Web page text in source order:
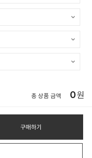
총 상품 금액 0원
구매하기